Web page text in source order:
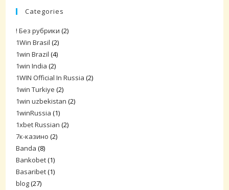
Categories
! Без рубрики (2)
1Win Brasil (2)
1win Brazil (4)
1win India (2)
1WIN Official In Russia (2)
1win Turkiye (2)
1win uzbekistan (2)
1winRussia (1)
1xbet Russian (2)
7к-казино (2)
Banda (8)
Bankobet(1)
Basaribet(1)
blog(27)